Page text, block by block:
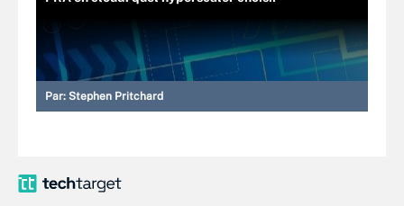
Par: Stephen Pritchard